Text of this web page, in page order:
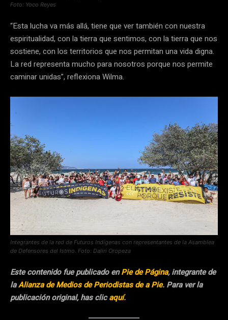
Foto: Yoco Reyes
“Esta lucha va más allá, tiene que ver también con nuestra
espiritualidad, con la tierra que sentimos, con la tierra que nos
sostiene, con los territorios que nos permitan una vida digna.
La red representa mucho para nosotros porque nos permite
caminar unidas”, reflexiona Wilma.
Integrantes de la red de Futuros Indígenas con representantes de la Asamblea
de Defensores del Istmo. Foto: Daliri Oropeza
Este contenido fue publicado enPie de Página, integrante de
laAlianza de Medios de Periodistas de a Pie. Para ver la
publicación original, has clicaquí.